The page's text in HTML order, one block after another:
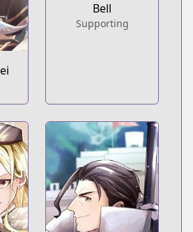
Bell
Supporting